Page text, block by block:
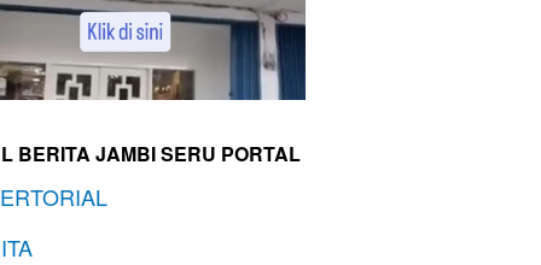
BERITA JAMBI SERU PORTAL